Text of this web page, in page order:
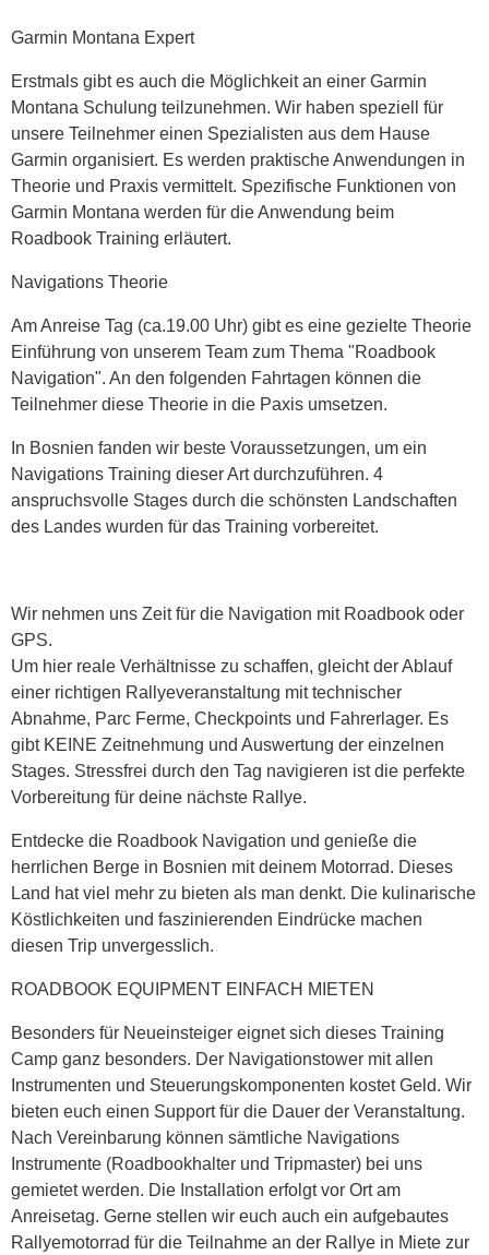
Garmin Montana Expert
Erstmals gibt es auch die Möglichkeit an einer Garmin
Montana Schulung teilzunehmen. Wir haben speziell für
unsere Teilnehmer einen Spezialisten aus dem Hause
Garmin organisiert. Es werden praktische Anwendungen in
Theorie und Praxis vermittelt. Spezifische Funktionen von
Garmin Montana werden für die Anwendung beim
Roadbook Training erläutert.
Navigations Theorie
Am Anreise Tag (ca.19.00 Uhr) gibt es eine gezielte Theorie
Einführung von unserem Team zum Thema "Roadbook
Navigation". An den folgenden Fahrtagen können die
Teilnehmer diese Theorie in die Paxis umsetzen.
In Bosnien fanden wir beste Voraussetzungen, um ein
Navigations Training dieser Art durchzuführen. 4
anspruchsvolle Stages durch die schönsten Landschaften
des Landes wurden für das Training vorbereitet.
Wir nehmen uns Zeit für die Navigation mit Roadbook oder
GPS.
Um hier reale Verhältnisse zu schaffen, gleicht der Ablauf
einer richtigen Rallyeveranstaltung mit technischer
Abnahme, Parc Ferme, Checkpoints und Fahrerlager. Es
gibt KEINE Zeitnehmung und Auswertung der einzelnen
Stages. Stressfrei durch den Tag navigieren ist die perfekte
Vorbereitung für deine nächste Rallye.
Entdecke die Roadbook Navigation und genieße die
herrlichen Berge in Bosnien mit deinem Motorrad. Dieses
Land hat viel mehr zu bieten als man denkt. Die kulinarische
Köstlichkeiten und faszinierenden Eindrücke machen
diesen Trip unvergesslich.
ROADBOOK EQUIPMENT EINFACH MIETEN
Besonders für Neueinsteiger eignet sich dieses Training
Camp ganz besonders. Der Navigationstower mit allen
Instrumenten und Steuerungskomponenten kostet Geld. Wir
bieten euch einen Support für die Dauer der Veranstaltung.
Nach Vereinbarung können sämtliche Navigations
Instrumente (Roadbookhalter und Tripmaster) bei uns
gemietet werden. Die Installation erfolgt vor Ort am
Anreisetag. Gerne stellen wir euch auch ein aufgebautes
Rallyemotorrad für die Teilnahme an der Rallye in Miete zur